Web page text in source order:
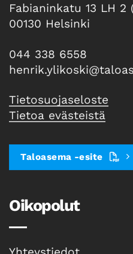
Fabianinkatu 13 LH 2
00130 Helsinki
044 338 6558
Tietosuojaseloste
Tietoa evästeistä
Taloasema -esite
Oikopolut